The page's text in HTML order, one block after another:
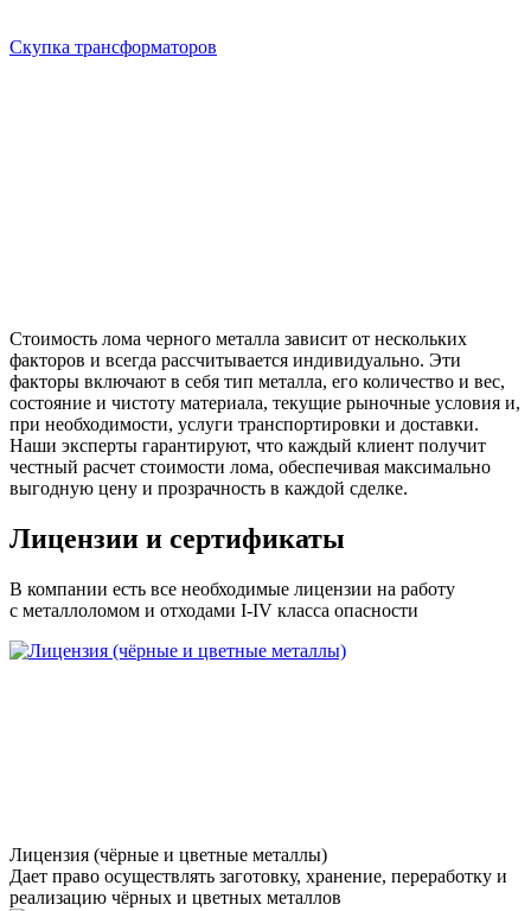
Скупка трансформаторов
Стоимость лома черного металла зависит от нескольких
факторов и всегда рассчитывается индивидуально. Эти
факторы включают в себя тип металла, его количество и вес,
состояние и чистоту материала, текущие рыночные условия и,
при необходимости, услуги транспортировки и доставки.
Наши эксперты гарантируют, что каждый клиент получит
честный расчет стоимости лома, обеспечивая максимально
выгодную цену и прозрачность в каждой сделке.
Лицензии и сертификаты
В компании есть все необходимые лицензии на работу
с металлоломом и отходами I-IV класса опасности
Лицензия (чёрные и цветные металлы)
Дает право осуществлять заготовку, хранение, переработку и
реализацию чёрных и цветных металлов